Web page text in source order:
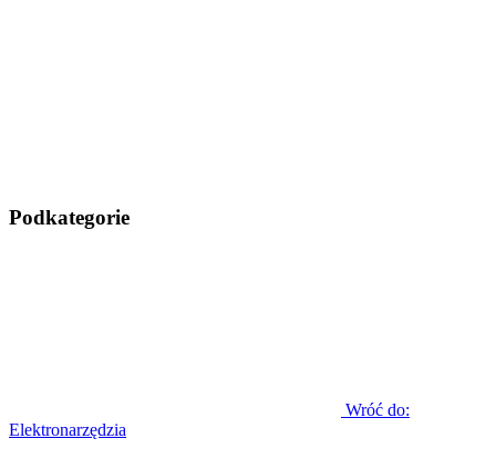
Podkategorie
Wróć do:
Elektronarzędzia